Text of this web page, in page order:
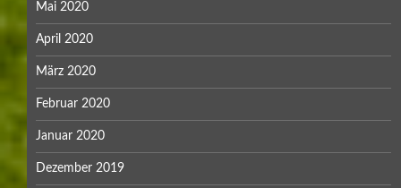
Mai 2020
April 2020
März 2020
Februar 2020
Januar 2020
Dezember 2019